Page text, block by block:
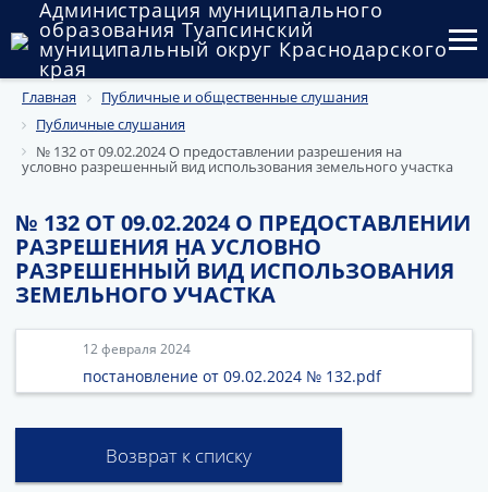
Администрация муниципального
образования Туапсинский
муниципальный округ Краснодарского
края
Округ
Администрация
Государственный и муниципальный контроль
Муниципальное имущество
Публичные слушания и общественные обсуждения
Документы
Главная
Публичные и общественные слушания
Публичные слушания
№ 132 от 09.02.2024 О предоставлении разрешения на
условно разрешенный вид использования земельного участка
№ 132 ОТ 09.02.2024 О ПРЕДОСТАВЛЕНИИ
РАЗРЕШЕНИЯ НА УСЛОВНО
РАЗРЕШЕННЫЙ ВИД ИСПОЛЬЗОВАНИЯ
ЗЕМЕЛЬНОГО УЧАСТКА
12 февраля 2024
постановление от 09.02.2024 № 132.pdf
Возврат к списку